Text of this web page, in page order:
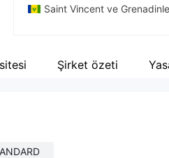
Saint Vincent ve
Şirket AdıŞirket özeti